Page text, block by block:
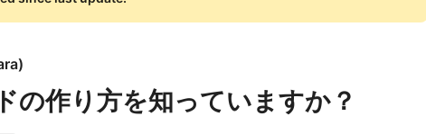
)
の作り方を知っていますか？